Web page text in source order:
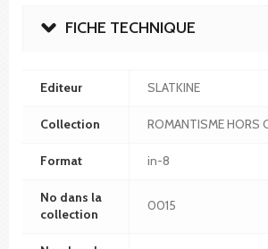
FICHE TECHNIQUE
Editeur SLATKINE
Collection ROMANTISME HORS
Format in-8
No dans la
collection
0015